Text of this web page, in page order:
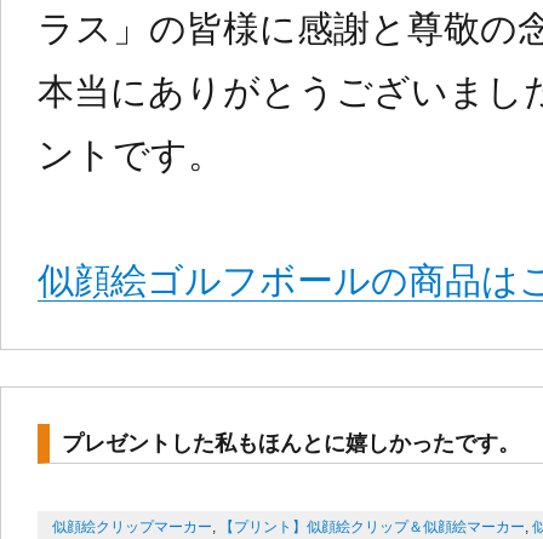
ラス」の皆様に感謝と尊敬の
本当にありがとうございまし
ントです。
似顔絵ゴルフボールの商品は
プレゼントした私もほんとに嬉しかったです。
Posted
似顔絵クリップマーカー, 【プリント】似顔絵クリップ＆似顔絵マーカー,